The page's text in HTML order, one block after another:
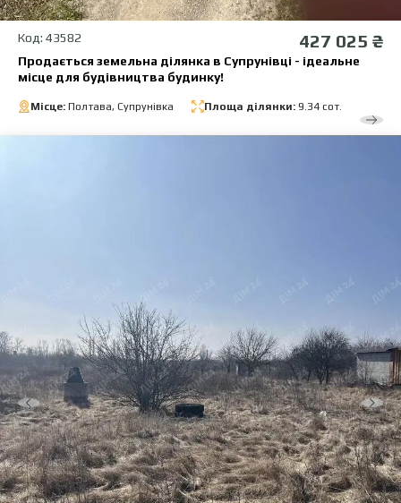
Код: 43582 427 025 ₴
Продається земельна ділянка в Супрунівці - ідеальне
місце для будівництва будинку!
Місце: Полтава, Супрунівка Площа ділянки: 9.34 сот.